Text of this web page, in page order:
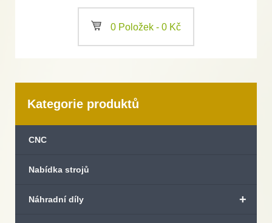
a 0 Položek - 0 Kč
Kategorie produktů
CNC
Nabídka strojů
+
Náhradní díly